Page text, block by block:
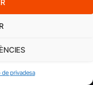
de privadesa